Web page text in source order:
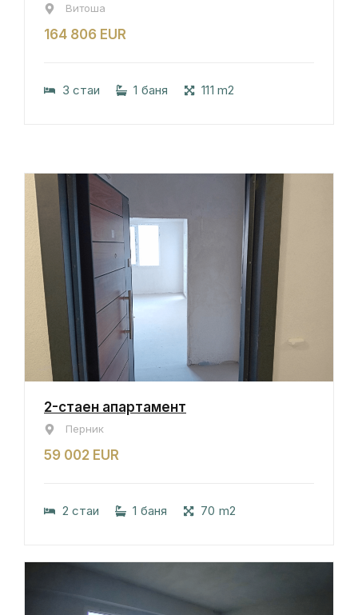
Витоша
164 806 EUR
3 стаи 1 баня 111 m2
2-стаен апартамент
Перник
59 002 EUR
2 стаи 1 баня 70 m2